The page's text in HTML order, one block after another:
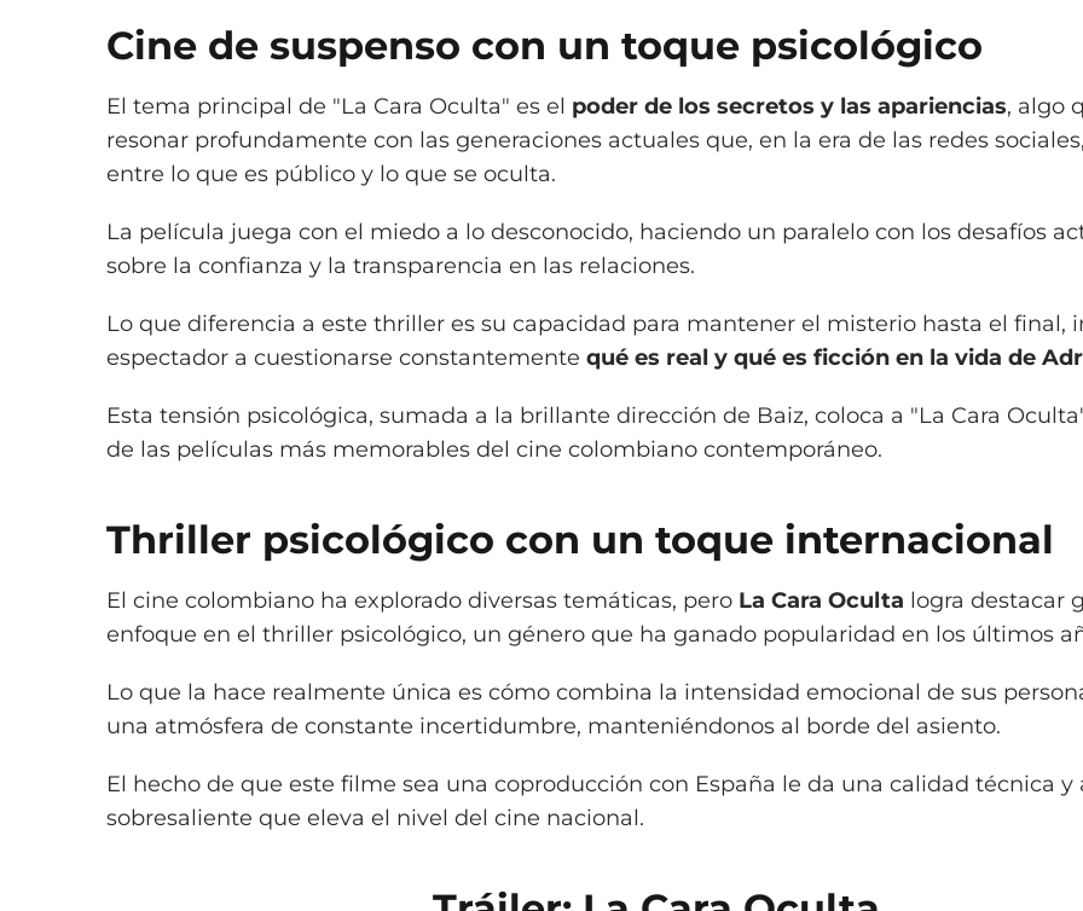
Cine de suspenso con un toque psicológico
El tema principal de "La Cara Oculta" es el poder de los secretos y las apariencias, algo
resonar profundamente con las generaciones actuales que, en la era de las redes
entre lo que es público y lo que se oculta.
La película juega con el miedo a lo desconocido, haciendo un paralelo con los desafíos
sobre la confianza y la transparencia en las relaciones.
Lo que diferencia a este thriller es su capacidad para mantener el misterio hasta el final,
espectador a cuestionarse constantemente qué es real y qué es ficción en la vida de
Esta tensión psicológica, sumada a la brillante dirección de Baiz, coloca a "La Cara
de las películas más memorables del cine colombiano contemporáneo.
Thriller psicológico con un toque internacional
El cine colombiano ha explorado diversas temáticas, pero La Cara Oculta logra destacar
enfoque en el thriller psicológico, un género que ha ganado popularidad en los últimos
Lo que la hace realmente única es cómo combina la intensidad emocional de sus
una atmósfera de constante incertidumbre, manteniéndonos al borde del asiento.
El hecho de que este filme sea una coproducción con España le da una calidad técnica y
sobresaliente que eleva el nivel del cine nacional.